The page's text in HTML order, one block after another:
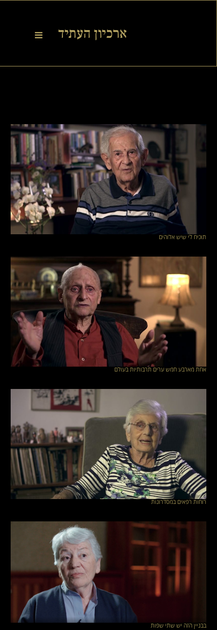
תוכיח לי שיש אלוהים
אחת מארבע חמש ערים תרבותיות בעולם
רוחות רפאים במסדרונות
בבניין הזה יש שתי שפות